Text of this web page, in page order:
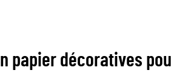
papier décoratives